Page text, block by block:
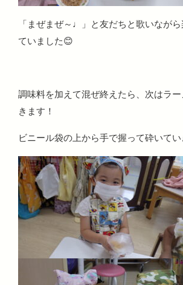
「まぜまぜ～♩」と友だちと歌いなが
ていました😊
調味料を加えて混ぜ終えたら、次はラ
きます！
ビニール袋の上から手で握って砕いてい